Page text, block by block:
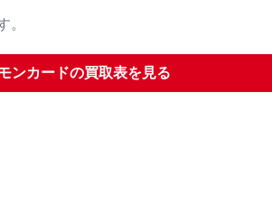
ンカードの買取表を見る